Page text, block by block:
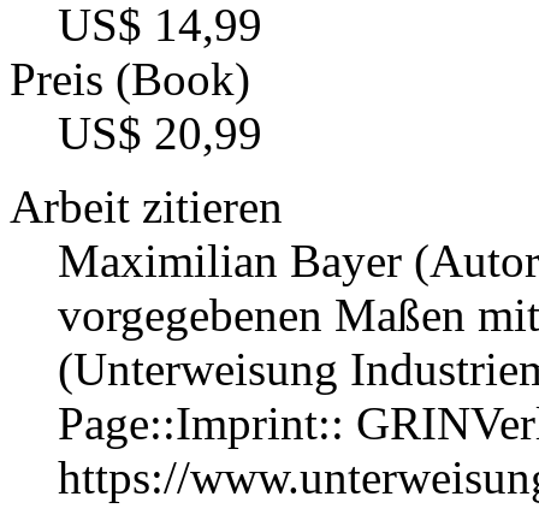
US$ 14,99
Preis (Book)
US$ 20,99
Arbeit zitieren
Maximilian Bayer
vorgegebenen Maßen
(Unterweisung
Page::Imprint::
https://